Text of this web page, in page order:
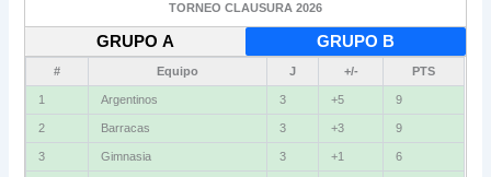
TORNEO CLAUSURA 2026
GRUPO A GRUPO B
# Equipo J +/- PTS
1 Argentinos 3 +5 9
2 Barracas 3 +3 9
3 Gimnasia 3 +1 6